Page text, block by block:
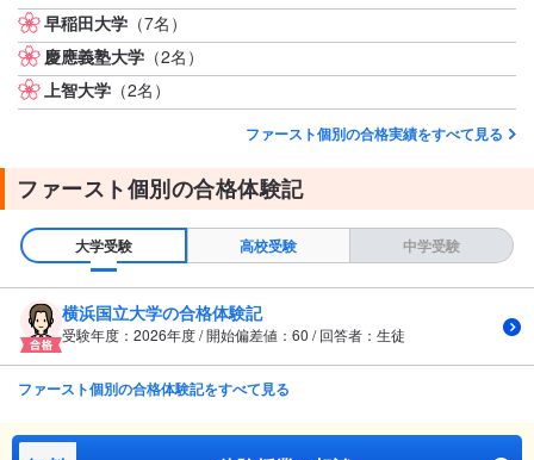
早稲田大学 （7名）
慶應義塾大学 （2名）
上智大学 （2名）
ファースト個別の合格実績をすべて見る
ファースト個別の合格体験記
大学受験 高校受験 中学受験
横浜国立大学の合格体験記
受験年度：2026年度 / 開始偏差値：60 / 回答者：生徒
ファースト個別の合格体験記をすべて見る